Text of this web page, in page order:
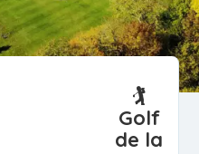
🏌️
Golf
de la